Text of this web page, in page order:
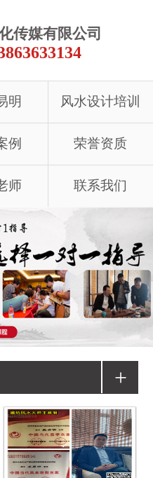
传媒有限公司
明 风水设计培训
例 荣誉资质
师 联系我们
+